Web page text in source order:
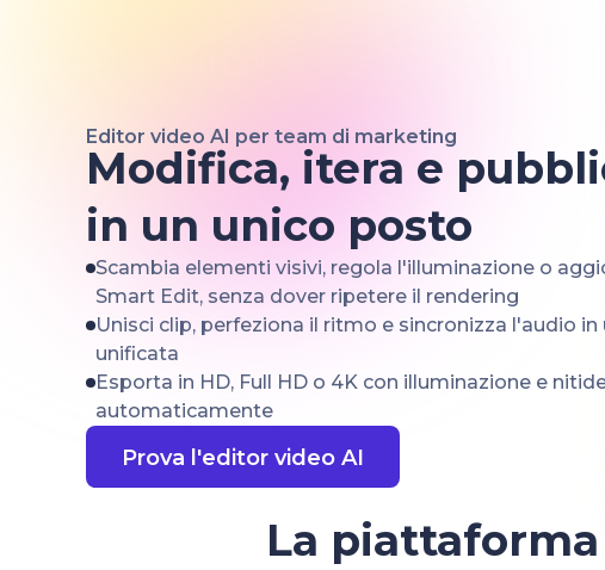
Editor video AI per team di marketing
Modifica, itera e
in un unico posto
Scambia elementi visivi, regola l'illuminazione o
Smart Edit, senza dover ripetere il rendering
Unisci clip, perfeziona il ritmo e sincronizza l'audio
unificata
Esporta in HD, Full HD o 4K con illuminazione e
automaticamente
Prova l'editor video AI
La